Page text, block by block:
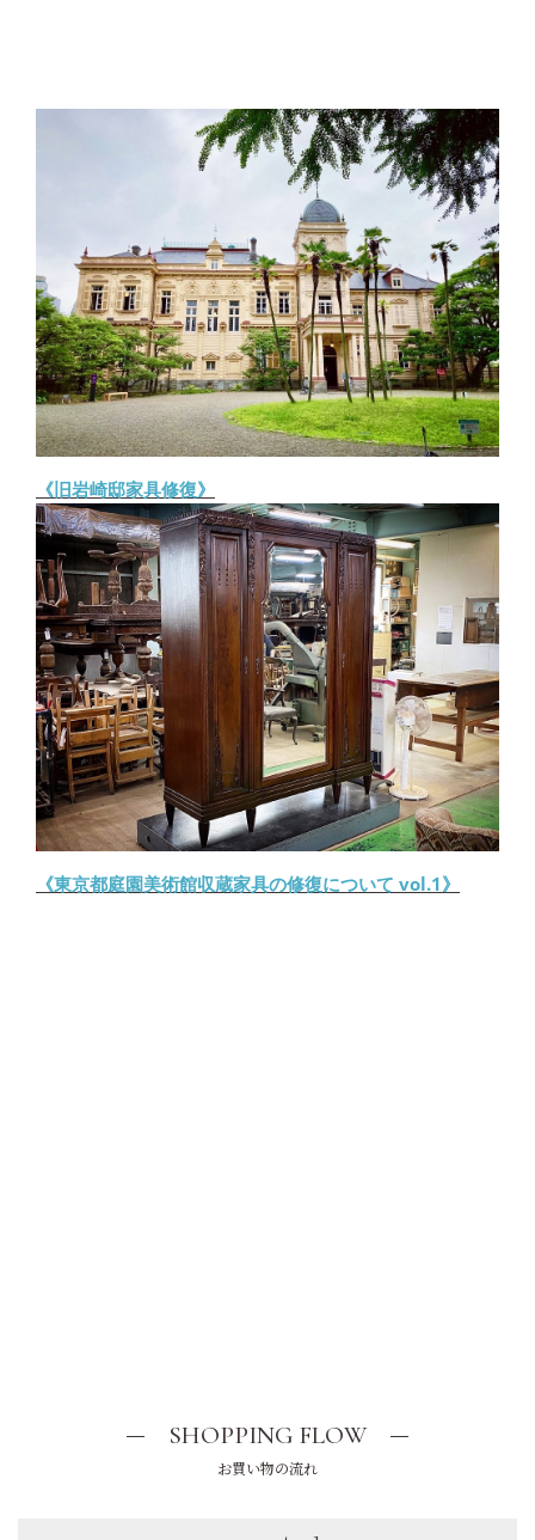
《旧岩崎邸家具修復》
《東京都庭園美術館収蔵家具の修復について vol.1》
SHOPPING FLOW
お買い物の流れ